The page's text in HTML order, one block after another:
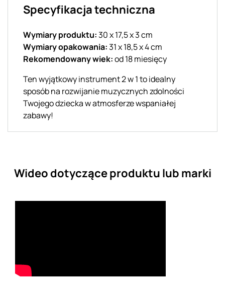
Specyfikacja techniczna
Wymiary produktu:30 x 17,5 x 3 cm
Wymiary opakowania:31 x 18,5 x 4 cm
Rekomendowany wiek:od 18 miesięcy
Ten wyjątkowy instrument 2 w 1 to idealny
sposób na rozwijanie muzycznych zdolności
Twojego dziecka w atmosferze wspaniałej
zabawy!
Wideo dotyczące produktu lub marki